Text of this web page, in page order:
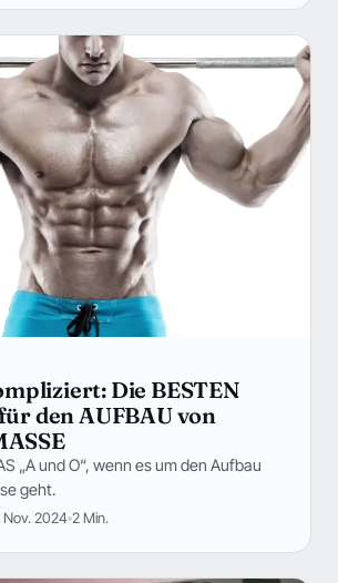
Die BESTEN
den AUFBAU von
„A und O“, wenn es um den Aufbau
geht.
Nov. 2024 2 Min.